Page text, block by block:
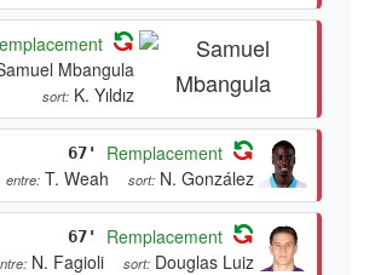
Mbangula
sort: K. Yıldız
67' Remplacement
entre: T. Weah sort: N. González
67' Remplacement
N. Fagioli sort: Douglas Luiz